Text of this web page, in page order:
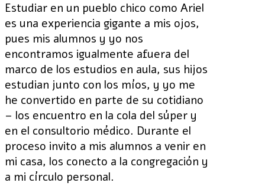
Estudiar en un pueblo chico como Ariel
es una experiencia gigante a mis ojos,
pues mis alumnos y yo nos
encontramos igualmente afuera del
marco de los estudios en aula, sus hijos
estudian junto con los míos, y yo me
he convertido en parte de su cotidiano
– los encuentro en la cola del súper y
en el consultorio médico. Durante el
proceso invito a mis alumnos a venir en
mi casa, los conecto a la congregación y
a mi círculo personal.